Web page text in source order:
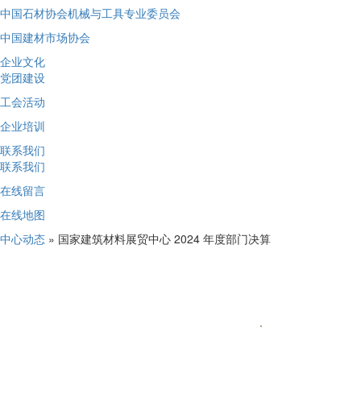
中国石材协会机械与工具专业委员会
中国建材市场协会
企业文化
党团建设
工会活动
企业培训
联系我们
联系我们
在线留言
在线地图
中心动态 » 国家建筑材料展贸中心 2024 年度部门决算